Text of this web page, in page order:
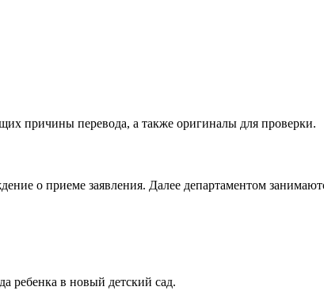
причины перевода, а также оригиналы для проверки.
о приеме заявления. Далее департаментом
ребенка в новый детский сад.